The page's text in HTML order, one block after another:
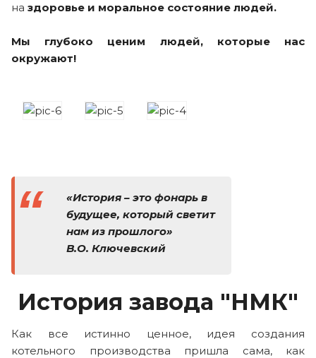
на здоровье и моральное состояние людей.
Мы глубоко ценим людей, которые нас
окружают!
«История – это фонарь в
будущее, который светит
нам из прошлого»
В.О. Ключевский
История завода "НМК"
Как все истинно ценное, идея создания
котельного производства пришла сама, как